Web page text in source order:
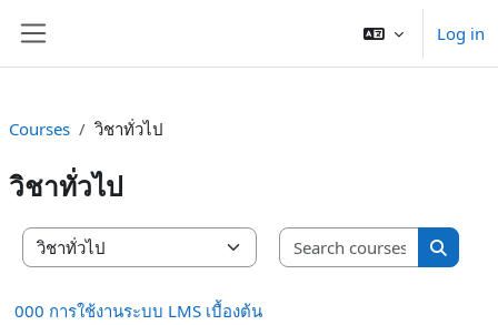
Log in
Courses วิชาทั่วไป
วิชาทั่วไป
Course categories
Search
Search
000 การใช้งานระบบ LMS เบื้องต้น